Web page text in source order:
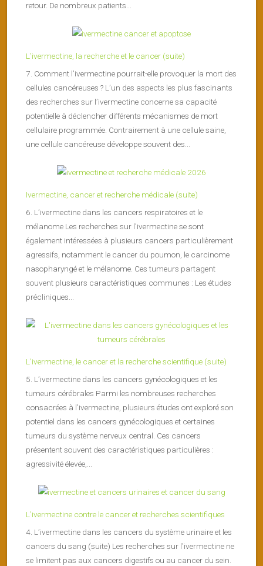
retour. De nombreux patients...
L’ivermectine, la recherche et le cancer (suite)
7. Comment l’ivermectine pourrait-elle provoquer la mort des
cellules cancéreuses ? L’un des aspects les plus fascinants
des recherches sur l’ivermectine concerne sa capacité
potentielle à déclencher différents mécanismes de mort
cellulaire programmée. Contrairement à une cellule saine,
une cellule cancéreuse développe souvent des...
Ivermectine, cancer et recherche médicale (suite)
6. L’ivermectine dans les cancers respiratoires et le
mélanome Les recherches sur l’ivermectine se sont
également intéressées à plusieurs cancers particulièrement
agressifs, notamment le cancer du poumon, le carcinome
nasopharyngé et le mélanome. Ces tumeurs partagent
souvent plusieurs caractéristiques communes : Les études
précliniques...
L’ivermectine, le cancer et la recherche scientifique (suite)
5. L’ivermectine dans les cancers gynécologiques et les
tumeurs cérébrales Parmi les nombreuses recherches
consacrées à l’ivermectine, plusieurs études ont exploré son
potentiel dans les cancers gynécologiques et certaines
tumeurs du système nerveux central. Ces cancers
présentent souvent des caractéristiques particulières :
agressivité élevée,...
L’ivermectine contre le cancer et recherches scientifiques
4. L’ivermectine dans les cancers du système urinaire et les
cancers du sang (suite) Les recherches sur l’ivermectine ne
se limitent pas aux cancers digestifs ou au cancer du sein.